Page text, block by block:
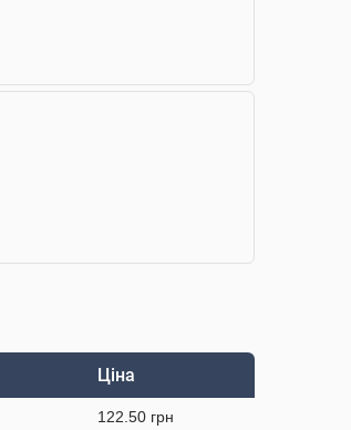
Ціна
122.50 грн